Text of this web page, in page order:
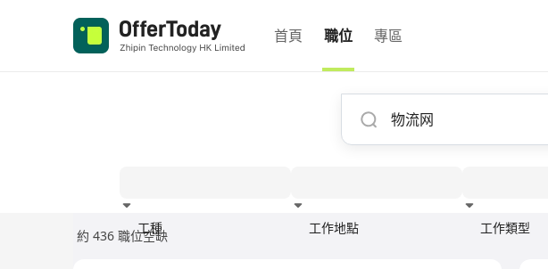
首頁 職位 專區
工種 工作地點 工作類型
約 436 職位空缺